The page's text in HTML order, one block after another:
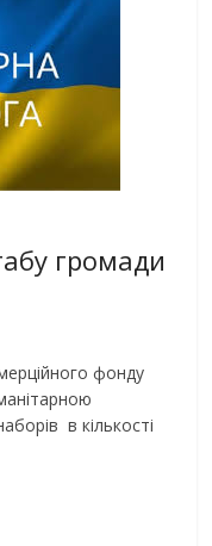
громади
фонду
в кількості